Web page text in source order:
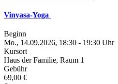
Vinyasa-Yoga
Beginn
Mo., 14.09.2026, 18:30 - 19:30 Uhr
Kursort
Haus der Familie, Raum 1
Gebühr
69,00 €